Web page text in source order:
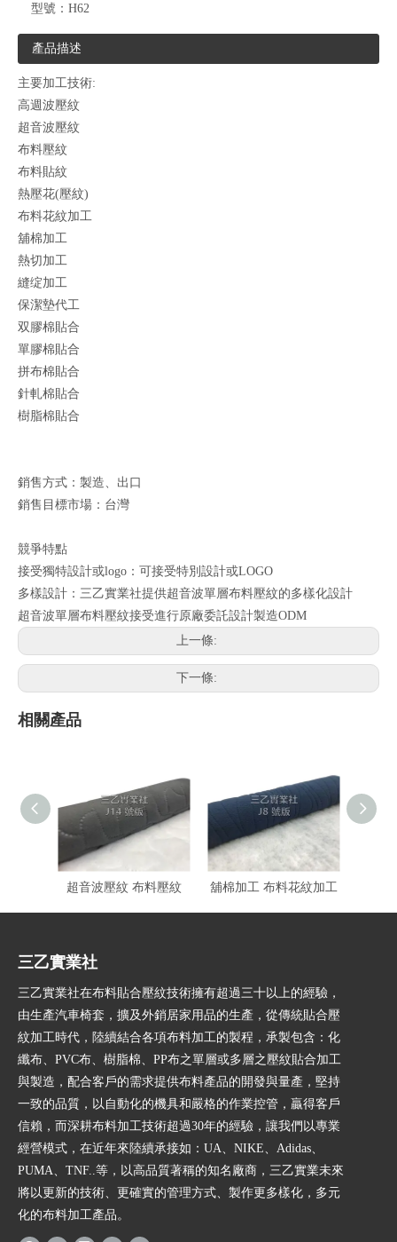
型號： H62
產品描述
主要加工技術:
高週波壓紋
超音波壓紋
布料壓紋
布料貼紋
熱壓花(壓紋)
布料花紋加工
舖棉加工
熱切加工
縫绽加工
保潔墊代工
双膠棉貼合
單膠棉貼合
拼布棉貼合
針軋棉貼合
樹脂棉貼合
銷售方式：製造、出口
銷售目標市場：台灣
競爭特點
接受獨特設計或logo：可接受特別設計或LOGO
多樣設計：三乙實業社提供超音波單層布料壓紋的多樣化設計
超音波單層布料壓紋接受進行原廠委託設計製造ODM
上一條:
下一條:
相關產品
超音波壓紋 布料壓紋 舖棉加工 布料花紋加工
三乙實業社
三乙實業社在布料貼合壓紋技術擁有超過三十以上的經驗，
由生產汽車椅套，擴及外銷居家用品的生產，從傳統貼合壓
紋加工時代，陸續結合各項布料加工的製程，承製包含：化
纖布、PVC布、樹脂棉、PP布之單層或多層之壓紋貼合加工
與製造，配合客戶的需求提供布料產品的開發與量產，堅持
一致的品質，以自動化的機具和嚴格的作業控管，贏得客戶
信賴，而深耕布料加工技術超過30年的經驗，讓我們以專業
經營模式，在近年來陸續承接如：UA、NIKE、Adidas、
PUMA、TNF..等，以高品質著稱的知名廠商，三乙實業未來
將以更新的技術、更確實的管理方式、製作更多樣化，多元
化的布料加工產品。